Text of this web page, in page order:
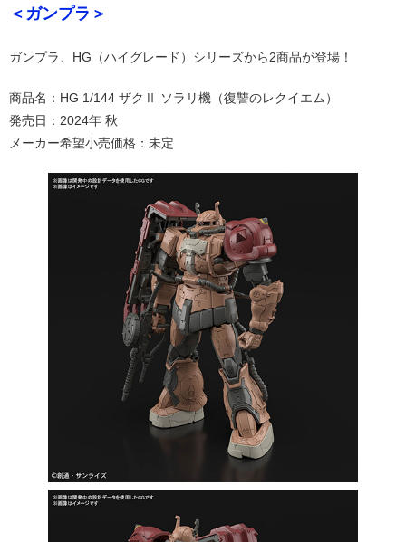
＜ガンプラ＞
ガンプラ、HG（ハイグレード）シリーズから2商品が登場！
商品名：HG 1/144 ザクⅡ ソラリ機（復讐のレクイエム）
発売日：2024年 秋
メーカー希望小売価格：未定